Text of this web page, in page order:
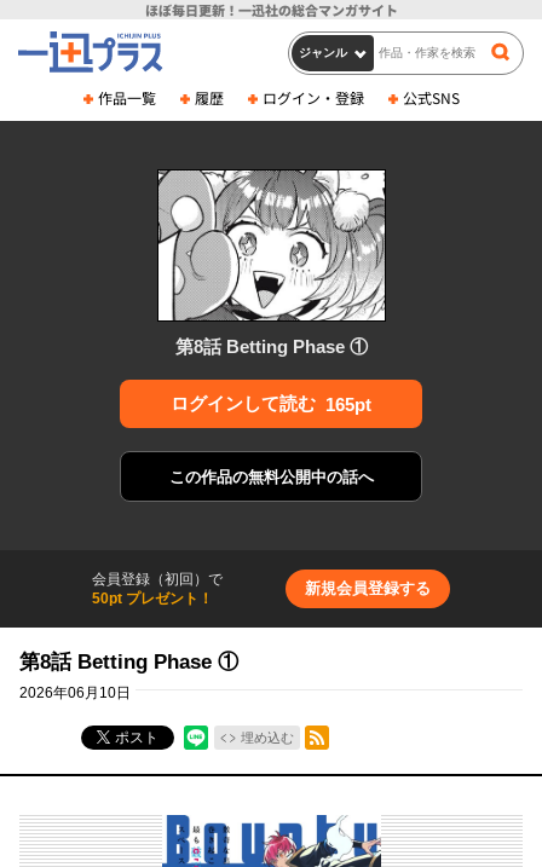
ほぼ毎日更新！ 一迅社の総合マンガサイト
作品一覧 履歴 ログイン・登録 公式SNS
第8話 Betting Phase ①
ログインして読む 165pt
この作品の無料公開中の話へ
会員登録（初回）で
50pt プレゼント！
新規会員登録する
第8話 Betting Phase ①
2026年06月10日
ポスト 埋め込む
RSSフィード